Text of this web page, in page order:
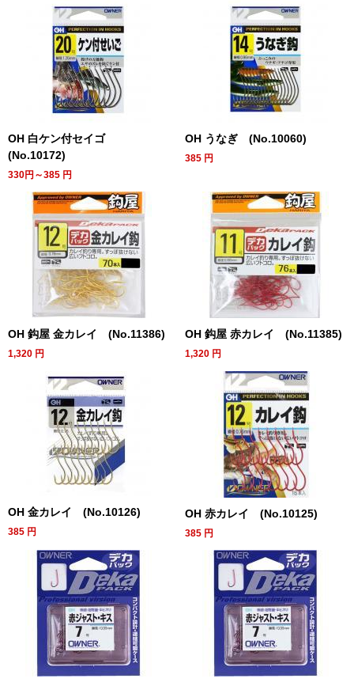
OH 白ケン付セイゴ
(No.10172)
330円～385 円
OH うなぎ (No.10060)
385 円
OH 鈎屋 金カレイ (No.11386)
1,320 円
OH 鈎屋 赤カレイ (No.11385)
1,320 円
OH 金カレイ (No.10126)
385 円
OH 赤カレイ (No.10125)
385 円